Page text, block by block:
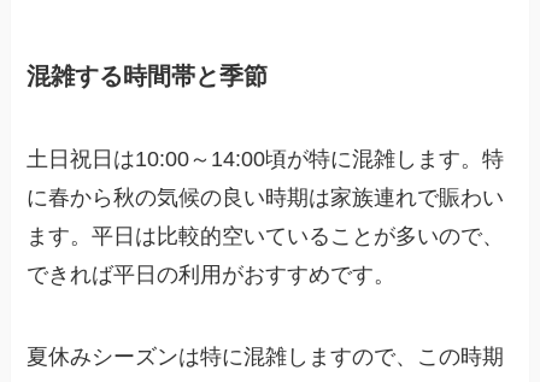
混雑する時間帯と季節
土日祝日は10:00～14:00頃が特に混雑します。特
に春から秋の気候の良い時期は家族連れで賑わい
ます。平日は比較的空いていることが多いので、
できれば平日の利用がおすすめです。
夏休みシーズンは特に混雑しますので、この時期